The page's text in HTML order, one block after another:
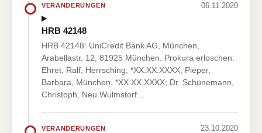
VERÄNDERUNGEN 06.11.2020
HRB 42148
HRB 42148: UniCredit Bank AG, München,
Arabellastr. 12, 81925 München. Prokura erloschen:
Ehret, Ralf, Herrsching, *XX.XX.XXXX; Pieper,
Barbara, München, *XX.XX.XXXX; Dr. Schünemann,
Christoph, Neu Wulmstorf…
VERÄNDERUNGEN 23.10.2020